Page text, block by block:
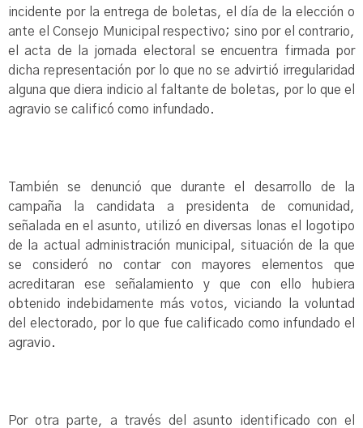
incidente por la entrega de boletas, el día de la elección o
ante el Consejo Municipal respectivo; sino por el contrario,
el acta de la jornada electoral se encuentra firmada por
dicha representación por lo que no se advirtió irregularidad
alguna que diera indicio al faltante de boletas, por lo que el
agravio se calificó como infundado.
También se denunció que durante el desarrollo de la
campaña la candidata a presidenta de comunidad,
señalada en el asunto, utilizó en diversas lonas el logotipo
de la actual administración municipal, situación de la que
se consideró no contar con mayores elementos que
acreditaran ese señalamiento y que con ello hubiera
obtenido indebidamente más votos, viciando la voluntad
del electorado, por lo que fue calificado como infundado el
agravio.
Por otra parte, a través del asunto identificado con el